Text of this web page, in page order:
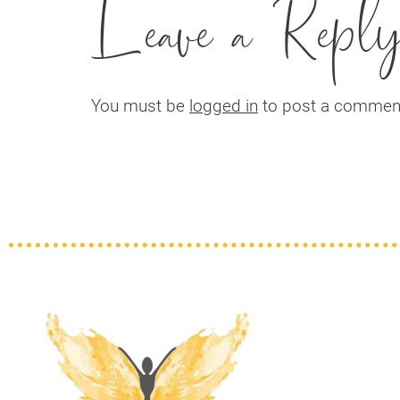
Leave a
You must be logged in to post a